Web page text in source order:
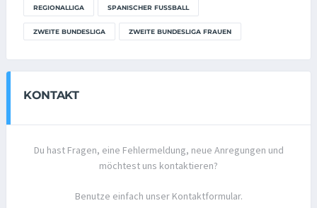
REGIONALLIGA SPANISCHER FUSSBALL
ZWEITE BUNDESLIGA ZWEITE BUNDESLIGA FRAUEN
KONTAKT
Du hast Fragen, eine Fehlermeldung, neue Anregungen und
möchtest uns kontaktieren?
Benutze einfach unser Kontaktformular.